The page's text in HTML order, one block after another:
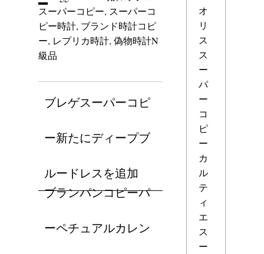
スーパーコピー, スーパーコ
ピー時計, ブランド時計コピ
ー, レプリカ時計, 偽物時計N
級品
ブレゲスーパーコピ
ー新たにディープブ
ルードレスを追加
ブランパンコピーパ
ーペチュアルカレン
オ
リ
ス
ス
ー
パ
ー
コ
ピ
ー
カ
ル
テ
ィ
エ
ス
ー